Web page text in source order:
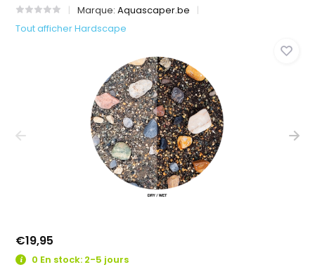
Marque:Aquascaper.be
Tout afficher Hardscape
€19,95
0 En stock: 2-5 jours